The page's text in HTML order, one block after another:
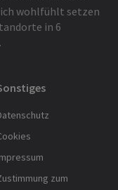
wohlfühlt setzen
in 6
zum